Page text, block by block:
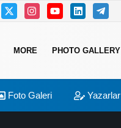
MORE PHOTO GALLERY
Foto Galeri Yazarlar